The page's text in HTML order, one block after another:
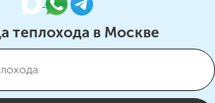
теплохода в Москве